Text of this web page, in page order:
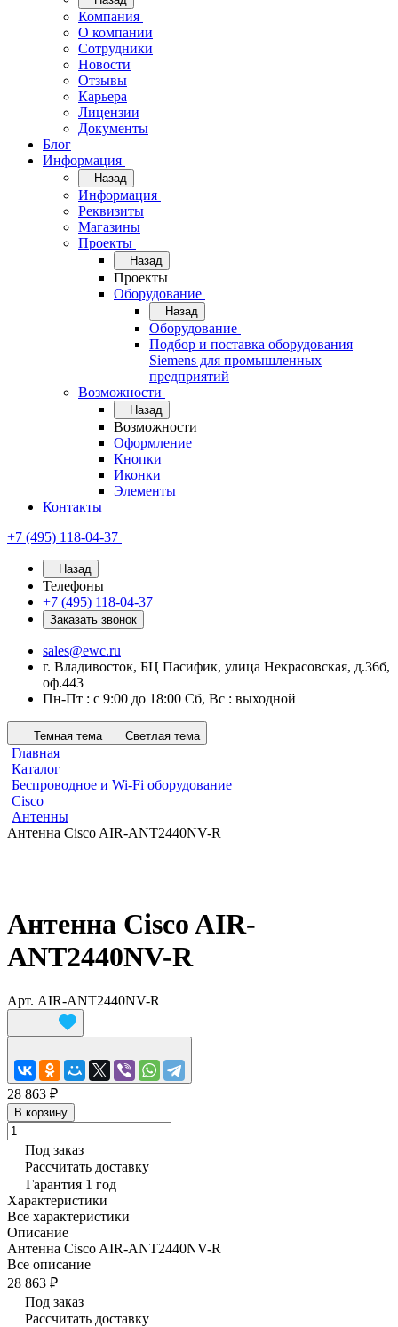
Компания
О компании
Сотрудники
Новости
Отзывы
Карьера
Лицензии
Документы
Блог
Информация
Назад
Информация
Реквизиты
Магазины
Проекты
Назад
Проекты
Оборудование
Назад
Оборудование
Подбор и поставка оборудования
Siemens для промышленных
предприятий
Возможности
Назад
Возможности
Оформление
Кнопки
Иконки
Элементы
Контакты
+7 (495) 118-04-37
Назад
Телефоны
+7 (495) 118-04-37
Заказать звонок
sales@ewc.ru
г. Владивосток, БЦ Пасифик, улица Некрасовская, д.36б,
оф.443
Пн-Пт : с 9:00 до 18:00 Сб, Вс : выходной
Темная тема Светлая тема
Главная
Каталог
Беспроводное и Wi-Fi оборудование
Cisco
Антенны
Антенна Cisco AIR-ANT2440NV-R
Антенна Cisco AIR-
ANT2440NV-R
Арт. AIR-ANT2440NV-R
28 863 ₽
В корзину
Под заказ
Рассчитать доставку
Гарантия 1 год
Характеристики
Все характеристики
Описание
Антенна Cisco AIR-ANT2440NV-R
Все описание
28 863 ₽
Под заказ
Рассчитать доставку